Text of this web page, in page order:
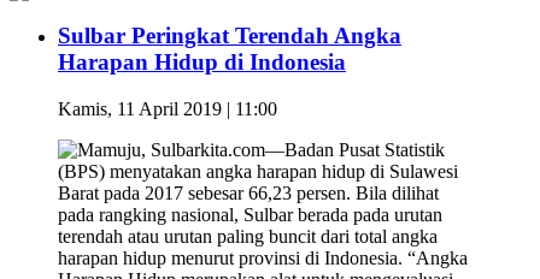
Sulbar Peringkat Terendah Angka
Harapan Hidup di Indonesia
Kamis, 11 April 2019 | 11:00
Mamuju, Sulbarkita.com—Badan Pusat Statistik
(BPS) menyatakan angka harapan hidup di Sulawesi
Barat pada 2017 sebesar 66,23 persen. Bila dilihat
pada rangking nasional, Sulbar berada pada urutan
terendah atau urutan paling buncit dari total angka
harapan hidup menurut provinsi di Indonesia. “Angka